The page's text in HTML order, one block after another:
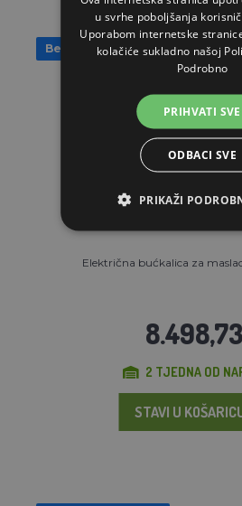
Besplatan prijevoz
Električna bućkalica za
2 TJEDNA OD
STAVI U
u svrhe poboljšanja
Uporabom internetske
kolačiće sukladno našoj
Podrobno
PRIHVATI SVE
ODBACI SVE
PRIKAŽI